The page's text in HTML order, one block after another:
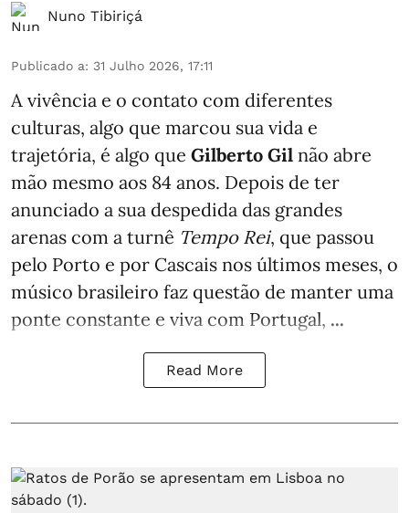
Nuno Tibiriçá
Publicado a: 31 Julho 2026, 17:11
A vivência e o contato com diferentes
culturas, algo que marcou sua vida e
trajetória, é algo que Gilberto Gil não abre
mão mesmo aos 84 anos. Depois de ter
anunciado a sua despedida das grandes
arenas com a turnê Tempo Rei, que passou
pelo Porto e por Cascais nos últimos meses, o
músico brasileiro faz questão de manter uma
ponte constante e viva com Portugal, ...
Read More